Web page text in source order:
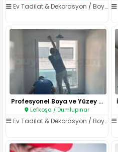
Ev Tadilat & Dekorasyon / Boya & Badana
Profesyonel Boya ve Yüzey Yeni..
Lefkoşa / Dumlupınar
Ev Tadilat & Dekorasyon / Boya & Badana